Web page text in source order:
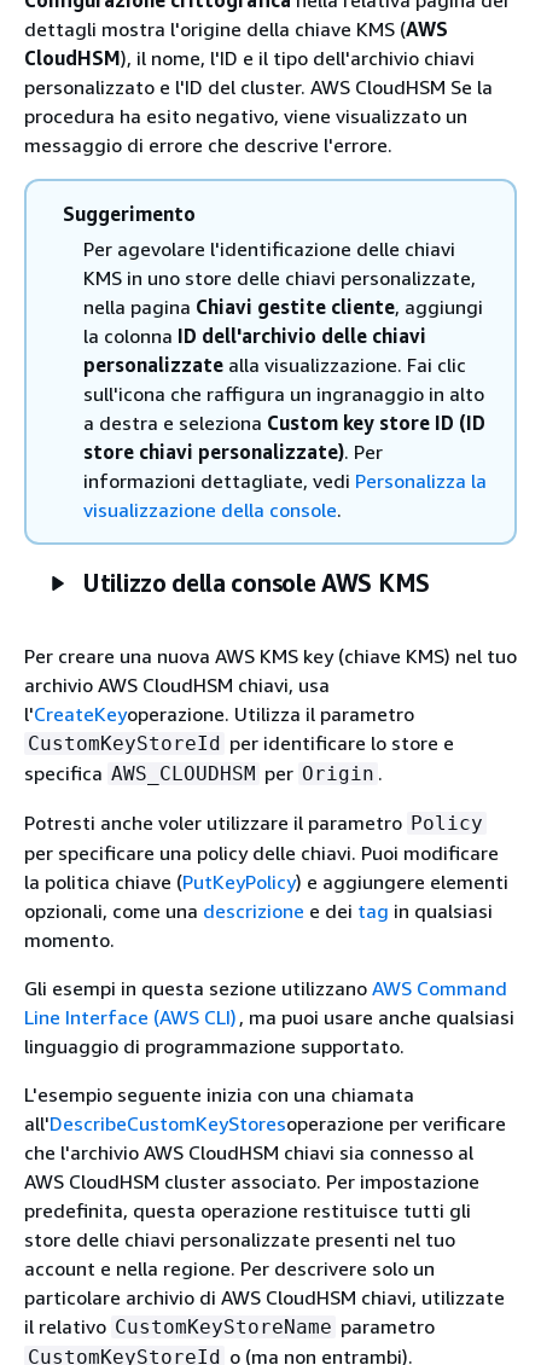
dettagli mostra l'origine della chiave KMS (AWS
CloudHSM), il nome, l'ID e il tipo dell'archivio chiavi
personalizzato e l'ID del cluster. AWS CloudHSM Se la
procedura ha esito negativo, viene visualizzato un
messaggio di errore che descrive l'errore.
Suggerimento
Per agevolare l'identificazione delle chiavi
KMS in uno store delle chiavi personalizzate,
nella pagina Chiavi gestite cliente, aggiungi
la colonna ID dell'archivio delle chiavi
personalizzate alla visualizzazione. Fai clic
sull'icona che raffigura un ingranaggio in alto
a destra e seleziona Custom key store ID (ID
store chiavi personalizzate). Per
informazioni dettagliate, vedi Personalizza la
visualizzazione della console.
Utilizzo della console AWS KMS
Per creare una nuova AWS KMS key (chiave KMS) nel tuo
archivio AWS CloudHSM chiavi, usa
l'CreateKeyoperazione. Utilizza il parametro
CustomKeyStoreId per identificare lo store e
specifica AWS_CLOUDHSM per Origin .
Potresti anche voler utilizzare il parametro Policy
per specificare una policy delle chiavi. Puoi modificare
la politica chiave (PutKeyPolicy) e aggiungere elementi
opzionali, come una descrizione e dei tag in qualsiasi
momento.
Gli esempi in questa sezione utilizzano AWS Command
Line Interface (AWS CLI) , ma puoi usare anche qualsiasi
linguaggio di programmazione supportato.
L'esempio seguente inizia con una chiamata
all'DescribeCustomKeyStoresoperazione per verificare
che l'archivio AWS CloudHSM chiavi sia connesso al
AWS CloudHSM cluster associato. Per impostazione
predefinita, questa operazione restituisce tutti gli
store delle chiavi personalizzate presenti nel tuo
account e nella regione. Per descrivere solo un
particolare archivio di AWS CloudHSM chiavi, utilizzate
il relativo CustomKeyStoreName parametro
CustomKeyStoreId o (ma non entrambi).